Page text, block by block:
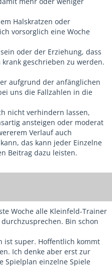
Halskratzen oder
vorsorglich eine Woche
oder der Erziehung, dass
geschrieben zu werden.
aufgrund der anfänglichen
uns die Fallzahlen in die
nicht verhindern lassen,
ansteigen oder moderat
Verlauf auch
das kann jeder Einzelne
Beitrag dazu leisten.
Woche alle Kleinfeld-Trainer
Bin schon
ist super. Hoffentlich kommt
Ich denke aber erst zur
Spielplan einzelne Spiele